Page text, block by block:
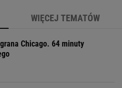
WIĘCEJ TEMATÓW
Chicago. 64 minuty